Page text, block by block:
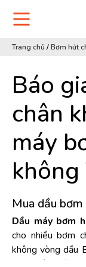
Trang chủ /Bơm hút
Báo
chân
máy
Mua dầu
Dầu máy bơm
cho nhiều bơm
không vòng dầu
bơm chân không